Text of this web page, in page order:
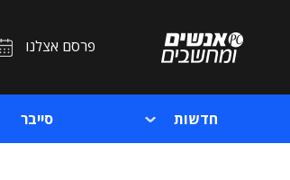
פרסם אצלנו
חדשות סייבר